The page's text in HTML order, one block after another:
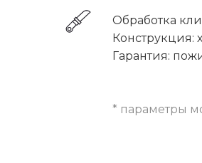
Обработка
Конструкция:
Гарантия:
* параметры